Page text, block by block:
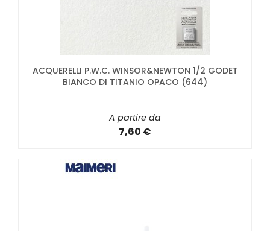
ACQUERELLI P.W.C. WINSOR&NEWTON 1/2 GODET
BIANCO DI TITANIO OPACO (644)
A partire da
7,60 €